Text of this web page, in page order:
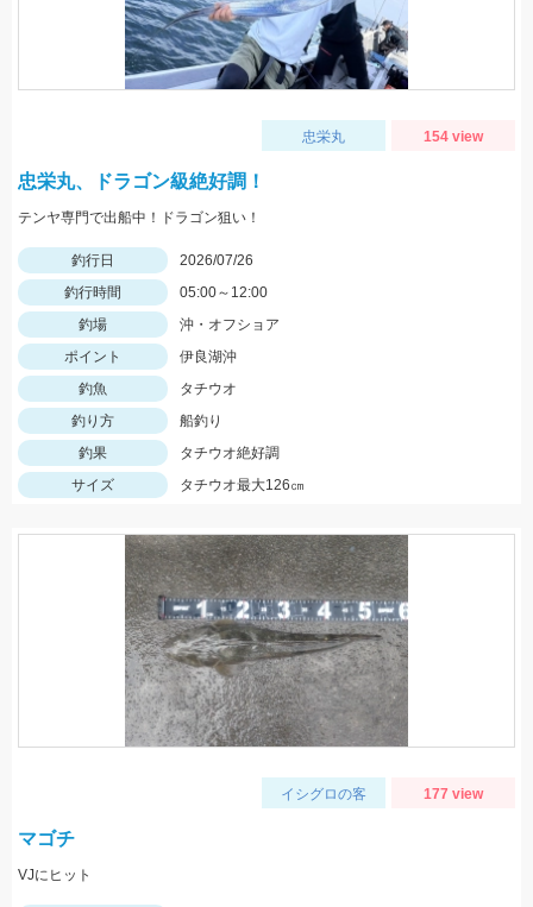
忠栄丸 154 view
忠栄丸、ドラゴン級絶好調！
テンヤ専門で出船中！ドラゴン狙い！
釣行日
2026/07/26
釣行時間
05:00～12:00
釣場
沖・オフショア
ポイント
伊良湖沖
釣魚
タチウオ
釣り方
船釣り
釣果
タチウオ絶好調
サイズ
タチウオ最大126㎝
イシグロの客 177 view
マゴチ
VJにヒット